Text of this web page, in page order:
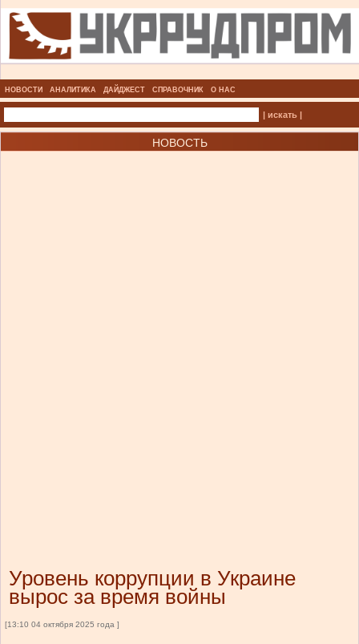
НОВОСТИ АНАЛИТИКА ДАЙДЖЕСТ СПРАВОЧНИК О НАС
| искать |
НОВОСТЬ
Уровень коррупции в Украине
вырос за время войны
[13:10 04 октября 2025 года ]